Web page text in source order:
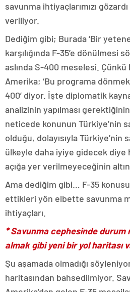
savunma ihtiyaçlarımızı
veriliyor.
Dediğim gibi; Burada ‘Bir
karşılığında F-35’e dönülmesi
aslında S-400 meselesi.
Amerika; ‘Bu programa
400’ diyor. İşte diplomatik
analizinin yapılması
neticede konunun Türkiye’nin
olduğu, dolayısıyla Türkiye’nin
ülkeyle daha iyiye gidecek
açığa yer verilmeyeceğinin
Ama dediğim gibi… F-35
ettikleri yön elbette savunma
ihtiyaçları.
* Savunma cephesinde durum
almak gibi yeni bir yol haritası
Şu aşamada olmadığı
haritasından bahsedilmiyor.